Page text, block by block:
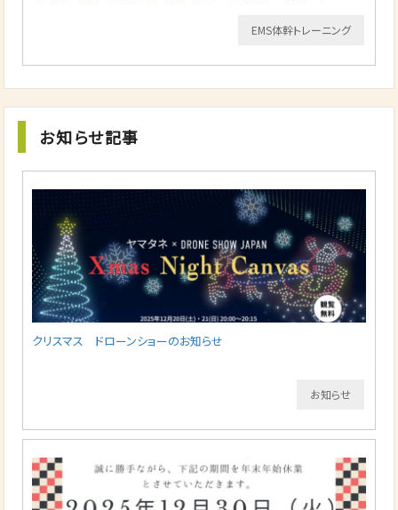
EMS体幹トレーニング
お知らせ記事
クリスマス ドローンショーのお知らせ
お知らせ